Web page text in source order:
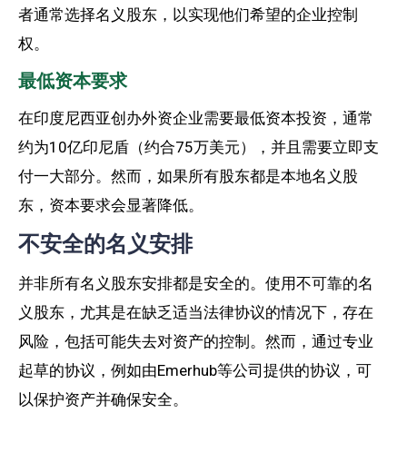
者通常选择名义股东，以实现他们希望的企业控制
权。
最低资本要求
在印度尼西亚创办外资企业需要最低资本投资，通常
约为10亿印尼盾（约合75万美元），并且需要立即支
付一大部分。然而，如果所有股东都是本地名义股
东，资本要求会显著降低。
不安全的名义安排
并非所有名义股东安排都是安全的。使用不可靠的名
义股东，尤其是在缺乏适当法律协议的情况下，存在
风险，包括可能失去对资产的控制。然而，通过专业
起草的协议，例如由Emerhub等公司提供的协议，可
以保护资产并确保安全。